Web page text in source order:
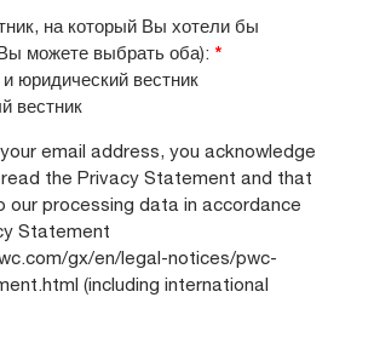
на который Вы хотели бы
можете выбрать оба): *
юридический вестник
вестник
email address, you acknowledge
the Privacy Statement and that
our processing data in accordance
Statement
gx/en/legal-notices/pwc-
(including international